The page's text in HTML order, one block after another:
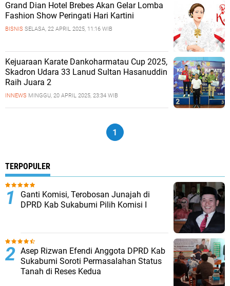
Grand Dian Hotel Brebes Akan Gelar Lomba
Fashion Show Peringati Hari Kartini
BISNIS SELASA, 22 APRIL 2025, 11:16 WIB
Kejuaraan Karate Dankoharmatau Cup 2025,
Skadron Udara 33 Lanud Sultan Hasanuddin
Raih Juara 2
INNEWS MINGGU, 20 APRIL 2025, 23:34 WIB
1
TERPOPULER
Ganti Komisi, Terobosan Junajah di
DPRD Kab Sukabumi Pilih Komisi I
Asep Rizwan Efendi Anggota DPRD Kab
Sukabumi Soroti Permasalahan Status
Tanah di Reses Kedua